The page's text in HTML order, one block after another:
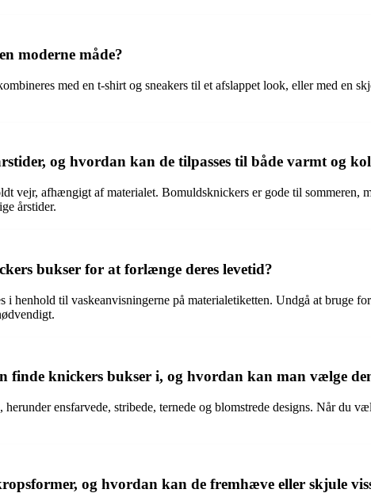
moderne måde?
med en t-shirt og sneakers til et afslappet look, eller med en
og hvordan kan de tilpasses til både varmt og
vejr, afhængigt af materialet. Bomuldsknickers er gode til sommeren,
årstider.
bukser for at forlænge deres levetid?
i henhold til vaskeanvisningerne på materialetiketten. Undgå at bruge
finde knickers bukser i, og hvordan kan man vælge
ensfarvede, stribede, ternede og blomstrede designs. Når du
og hvordan kan de fremhæve eller skjule